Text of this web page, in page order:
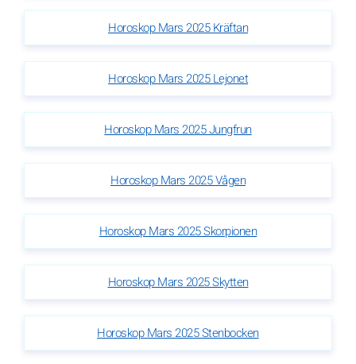
Horoskop Mars 2025 Kräftan
Horoskop Mars 2025 Lejonet
Horoskop Mars 2025 Jungfrun
Horoskop Mars 2025 Vågen
Horoskop Mars 2025 Skorpionen
Horoskop Mars 2025 Skytten
Horoskop Mars 2025 Stenbocken